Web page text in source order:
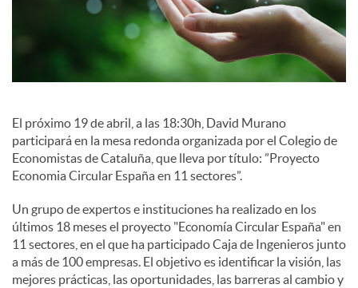
a
e
s
El próximo 19 de abril, a las 18:30h, David Murano
participará en la mesa redonda organizada por el Colegio de
Economistas de Cataluña, que lleva por título: ”Proyecto
Economia Circular España en 11 sectores”.
Un grupo de expertos e instituciones ha realizado en los
últimos 18 meses el proyecto "Economía Circular España" en
11 sectores, en el que ha participado Caja de Ingenieros junto
a más de 100 empresas. El objetivo es identificar la visión, las
mejores prácticas, las oportunidades, las barreras al cambio y